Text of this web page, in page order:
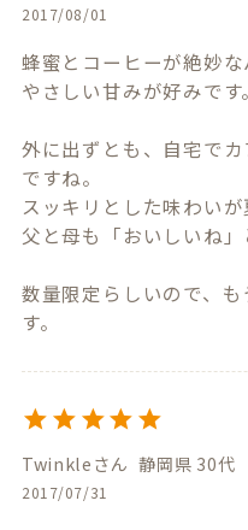
2017/08/01
蜂蜜とコーヒーが絶妙な
やさしい甘みが好みです。
外に出ずとも、自宅で
ですね。
スッキリとした味わいが
父と母も「おいしいね」
数量限定らしいので、
す。
Twinkle 静岡県 30代
2017/07/31